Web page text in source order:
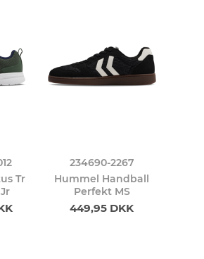
Tr
234690-2267
Hummel Handball
Perfekt MS
449,95 DKK